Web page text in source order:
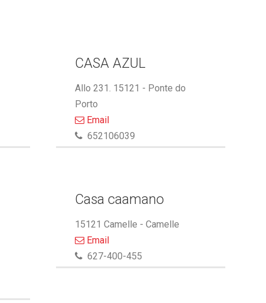
CASA AZUL
Allo 231. 15121 - Ponte do
Porto
Email
652106039
Casa caamano
15121 Camelle - Camelle
Email
627-400-455